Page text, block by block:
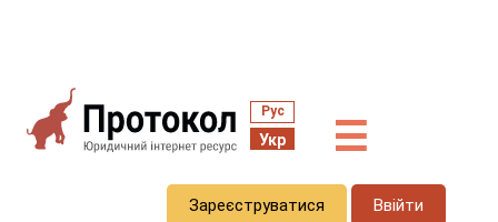
Рус
Укр ☰
Зареєструватися Ввійти